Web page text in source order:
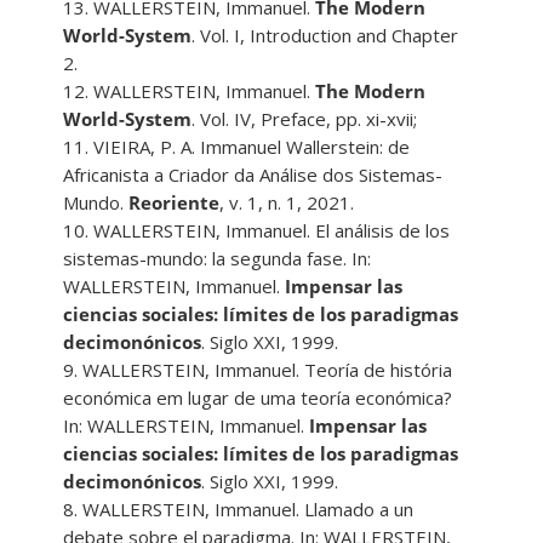
13. WALLERSTEIN, Immanuel.The Modern
World-System. Vol. I, Introduction and Chapter
2.
12. WALLERSTEIN, Immanuel.The Modern
World-System. Vol. IV, Preface, pp. xi-xvii;
11. VIEIRA, P. A. Immanuel Wallerstein: de
Africanista a Criador da Análise dos Sistemas-
Mundo. Reoriente, v. 1, n. 1, 2021.
10. WALLERSTEIN, Immanuel. El análisis de los
sistemas-mundo: la segunda fase. In:
WALLERSTEIN, Immanuel. Impensar las
ciencias sociales: límites de los paradigmas
decimonónicos. Siglo XXI, 1999.
9. WALLERSTEIN, Immanuel. Teoría de história
económica em lugar de uma teoría económica?
In: WALLERSTEIN, Immanuel. Impensar las
ciencias sociales: límites de los paradigmas
decimonónicos. Siglo XXI, 1999.
8. WALLERSTEIN, Immanuel. Llamado a un
debate sobre el paradigma. In: WALLERSTEIN,